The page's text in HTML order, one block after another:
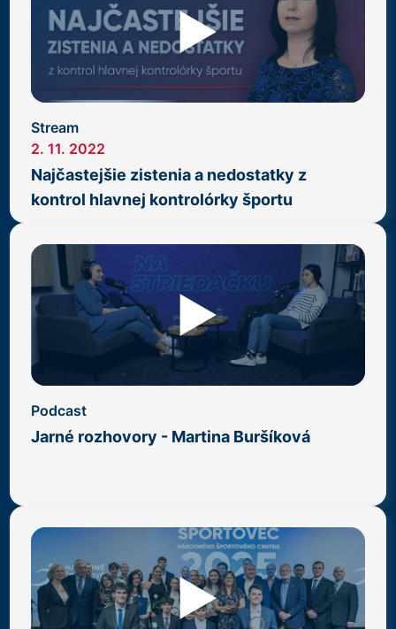
Stream
2. 11. 2022
Najčastejšie zistenia a nedostatky z
kontrol hlavnej kontrolórky športu
Podcast
Jarné rozhovory - Martina Buršíková